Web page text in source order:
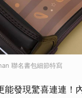
聯名書包細節特寫
能發現驚喜連連！